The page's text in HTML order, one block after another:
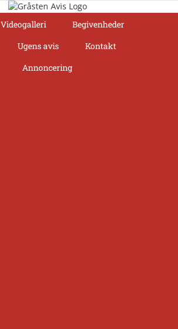
Videogalleri
Begivenheder
Ugens avis
Kontakt
Annoncering